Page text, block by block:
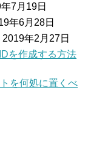
7月19日
年6月28日
2019年2月27日
を作成する方法
を何処に置くべ